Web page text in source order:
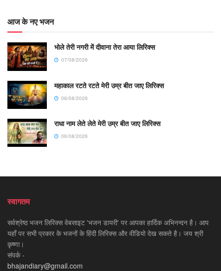
आज के नए भजन
भोले तेरी नगरी में दीवाना तेरा आया लिरिक्स
07/08/2026
महाकाल रटते रटते मेरी उम्र बीत जाए लिरिक्स
06/08/2026
राधा नाम लेते लेते मेरी उम्र बीत जाए लिरिक्स
06/08/2026
स्वागतम
सर्वश्रेष्ठ भजन लिरिक्स वेबसाइट 'भजन डायरी' पर आपका हार्दिक अभिनन्दन है। आप
यहाँ पर सभी प्रकार के भजनों के हिंदी लिरिक्स और वीडियो देख सकते है। जय श्री
कृष्णा।
संपर्क -
bhajandiary@gmail.com